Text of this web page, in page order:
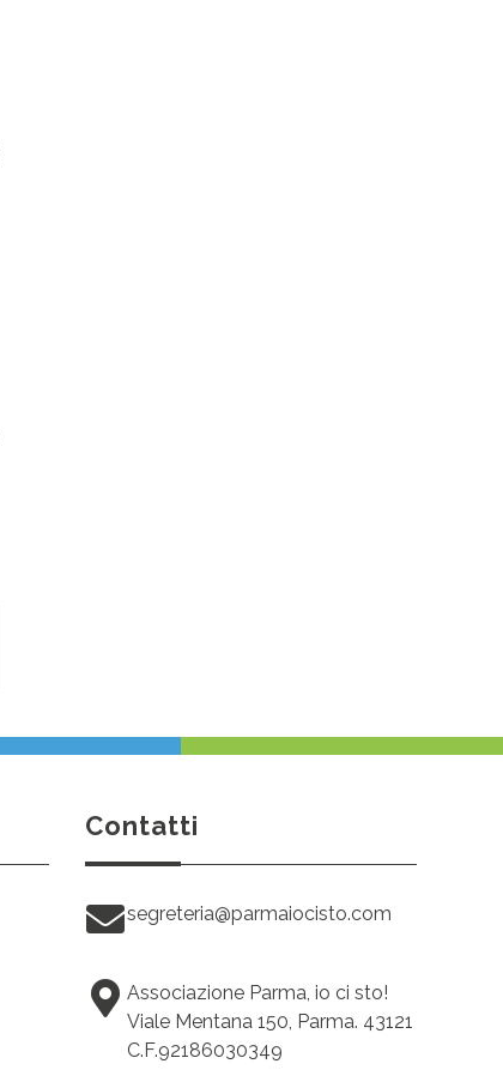
Contatti
segreteria@parmaiocisto.com
Associazione Parma, io ci sto!
Viale Mentana 150, Parma. 43121
C.F.92186030349